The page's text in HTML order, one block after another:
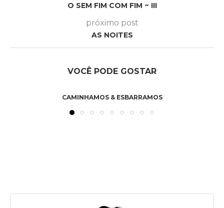
O SEM FIM COM FIM ~ III
próximo post
AS NOITES
VOCÊ PODE GOSTAR
CAMINHAMOS & ESBARRAMOS